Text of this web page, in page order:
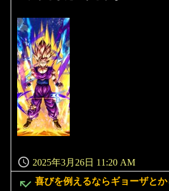
2025年3月26日 11:20 AM
喜びを例えるならギョーザと
よ